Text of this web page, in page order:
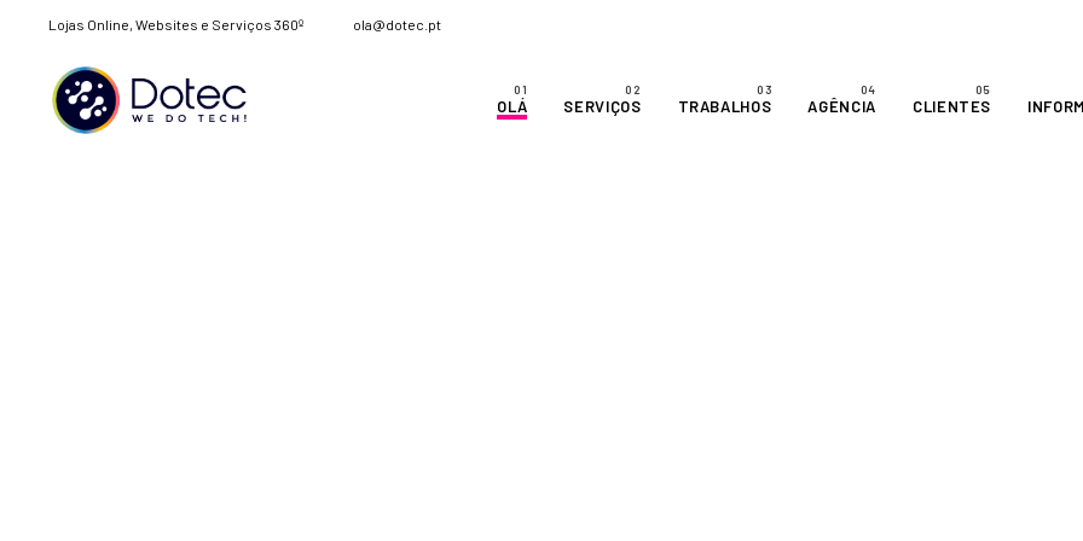
Lojas Online, Websites e Serviços 360º ola@dotec.pt
OLÁ SERVIÇOS TRABALHOS AGÊNCIA CLIENTES